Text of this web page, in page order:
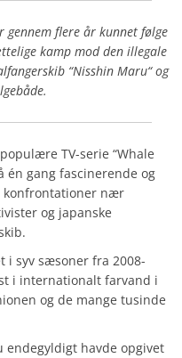
gennem flere år kunnet følge
kamp mod den illegale
“Nisshin Maru“ og
TV-serie “Whale
én gang fascinerende og
konfrontationer nær
og japanske
i syv sæsoner fra 2008-
i internationalt farvand i
og de mange tusinde
endegyldigt havde opgivet